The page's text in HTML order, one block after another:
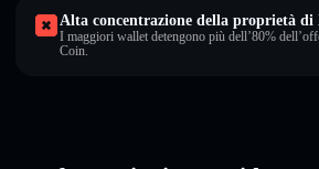
Alta concentrazione della proprietà di
I maggiori wallet detengono più dell’80%
Coin.